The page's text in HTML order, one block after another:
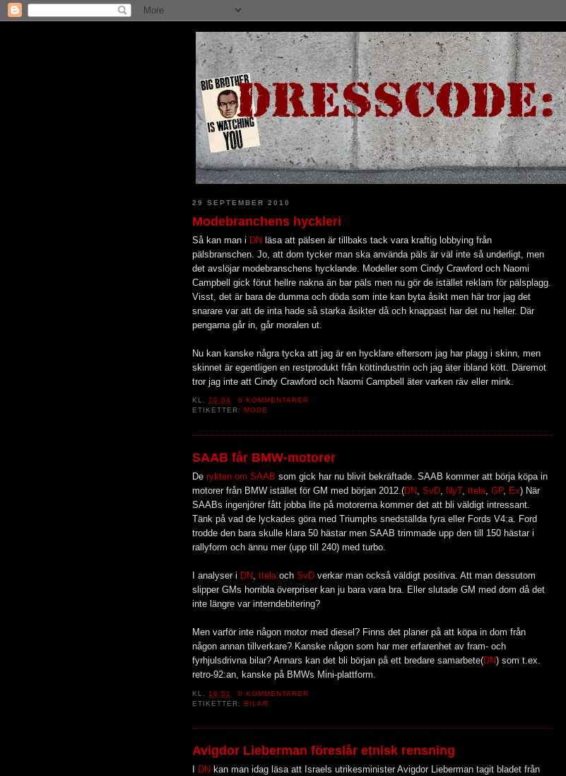
29 SEPTEMBER 2010
Modebranchens hyckleri
Så kan man i DN läsa att pälsen är tillbaks tack vara kraftig lobbying från
pälsbranschen. Jo, att dom tycker man ska använda päls är väl inte så underligt, men
det avslöjar modebranschens hycklande. Modeller som Cindy Crawford och Naomi
Campbell gick förut hellre nakna än bar päls men nu gör de istället reklam för pälsplagg.
Visst, det är bara de dumma och döda som inte kan byta åsikt men här tror jag det
snarare var att de inta hade så starka åsikter då och knappast har det nu heller. Där
pengarna går in, går moralen ut.
Nu kan kanske några tycka att jag är en hycklare eftersom jag har plagg i skinn, men
skinnet är egentligen en restprodukt från köttindustrin och jag äter ibland kött. Däremot
tror jag inte att Cindy Crawford och Naomi Campbell äter varken räv eller mink.
KL.20:04
0 KOMMENTARER
ETIKETTER: MODE
SAAB får BMW-motorer
De rykten om SAAB som gick har nu blivit bekräftade. SAAB kommer att börja köpa in
motorer från BMW istället för GM med början 2012.(DN, SvD, NyT, ttela, GP, Ex) När
SAABs ingenjörer fått jobba lite på motorerna kommer det att bli väldigt intressant.
Tänk på vad de lyckades göra med Triumphs snedställda fyra eller Fords V4:a. Ford
trodde den bara skulle klara 50 hästar men SAAB trimmade upp den till 150 hästar i
rallyform och ännu mer (upp till 240) med turbo.
I analyser i DN, ttelaoch SvD verkar man också väldigt positiva. Att man dessutom
slipper GMs horribla överpriser kan ju bara vara bra. Eller slutade GM med dom då det
inte längre var interndebitering?
Men varför inte någon motor med diesel? Finns det planer på att köpa in dom från
någon annan tillverkare? Kanske någon som har mer erfarenhet av fram- och
fyrhjulsdrivna bilar? Annars kan det bli början på ett bredare samarbete(DN) som t.ex.
retro-92:an, kanske på BMWs Mini-plattform.
KL. 19:51
0 KOMMENTARER
ETIKETTER:BILAR
Avigdor Lieberman föreslår etnisk rensning
DN kan man idag läsa att Israels utrikesminister Avigdor Lieberman tagit bladet från